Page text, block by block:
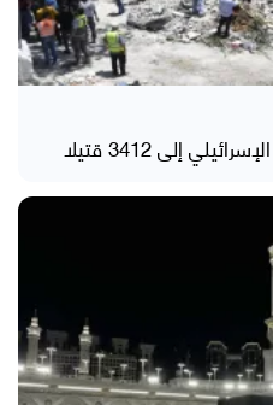
إلى 3412 قتيلا